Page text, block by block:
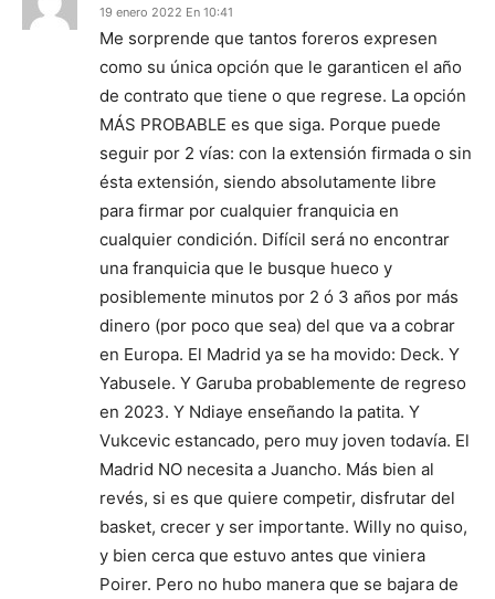
19 enero 2022 En 10:41
Me sorprende que tantos foreros expresen
como su única opción que le garanticen el año
de contrato que tiene o que regrese. La opción
MÁS PROBABLE es que siga. Porque puede
seguir por 2 vías: con la extensión firmada o sin
ésta extensión, siendo absolutamente libre
para firmar por cualquier franquicia en
cualquier condición. Difícil será no encontrar
una franquicia que le busque hueco y
posiblemente minutos por 2 ó 3 años por más
dinero (por poco que sea) del que va a cobrar
en Europa. El Madrid ya se ha movido: Deck. Y
Yabusele. Y Garuba probablemente de regreso
en 2023. Y Ndiaye enseñando la patita. Y
Vukcevic estancado, pero muy joven todavía. El
Madrid NO necesita a Juancho. Más bien al
revés, si es que quiere competir, disfrutar del
basket, crecer y ser importante. Willy no quiso,
y bien cerca que estuvo antes que viniera
Poirer. Pero no hubo manera que se bajara de